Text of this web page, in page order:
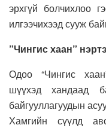
эрхгүй болчихлоо
илгээчихээд сууж
”Чингис хаан”
Одоо “Чингис
шүүхэд хандаад
байгууллагуудын
Хамгийн сүүлд